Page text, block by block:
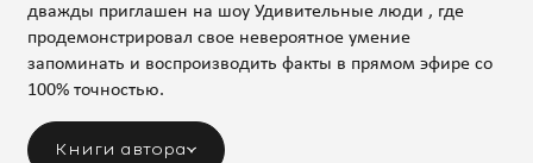
дважды приглашен на шоу Удивительные люди , где
продемонстрировал свое невероятное умение
запоминать и воспроизводить факты в прямом эфире со
100% точностью.
Книги автора